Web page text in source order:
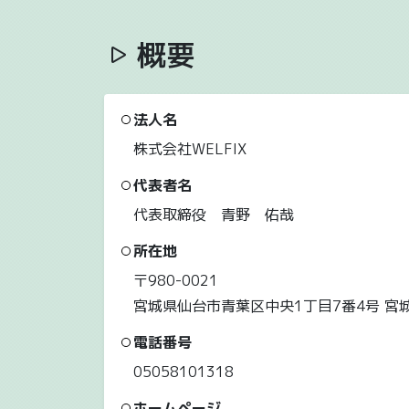
概要
法人名
株式会社WELFIX
代表者名
代表取締役 青野 佑哉
所在地
〒980-0021
宮城県仙台市青葉区中央1丁目7番4号 宮
電話番号
05058101318